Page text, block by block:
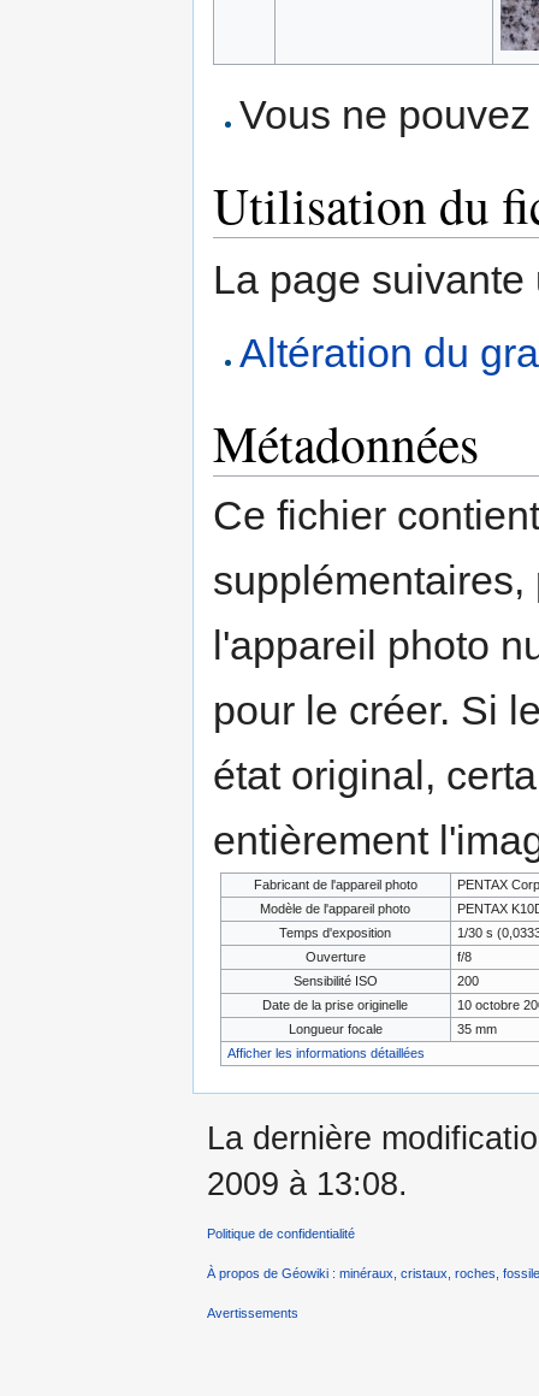
Vous ne
Utilisation du
La page
Altération du
Métadonnées
Ce fichier
l'appareil photo
pour le créer. Si
état original,
entièrement
Fabricant de l'appareil photo
PENTAX
Modèle de l'appareil photo
PENTAX
Temps d'exposition
1/30 s
Ouverture
f/8
Sensibilité ISO
200
Date de la prise originelle
10 octobre
Longueur focale
35 mm
Afficher les informations détaillées
La dernière
2009 à 13:08.
Politique de confidentialité
À propos de Géowiki : minéraux, cristaux, roches,
Avertissements